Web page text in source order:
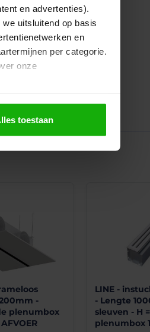
en advertenties).
uitsluitend op basis
en
per categorie.
onze
toestaan
-
plenumbox
LINE -
- Lengte
sleuven - H
plenumbox